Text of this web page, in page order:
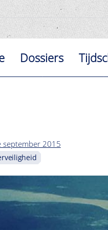
Dossiers
september 2015